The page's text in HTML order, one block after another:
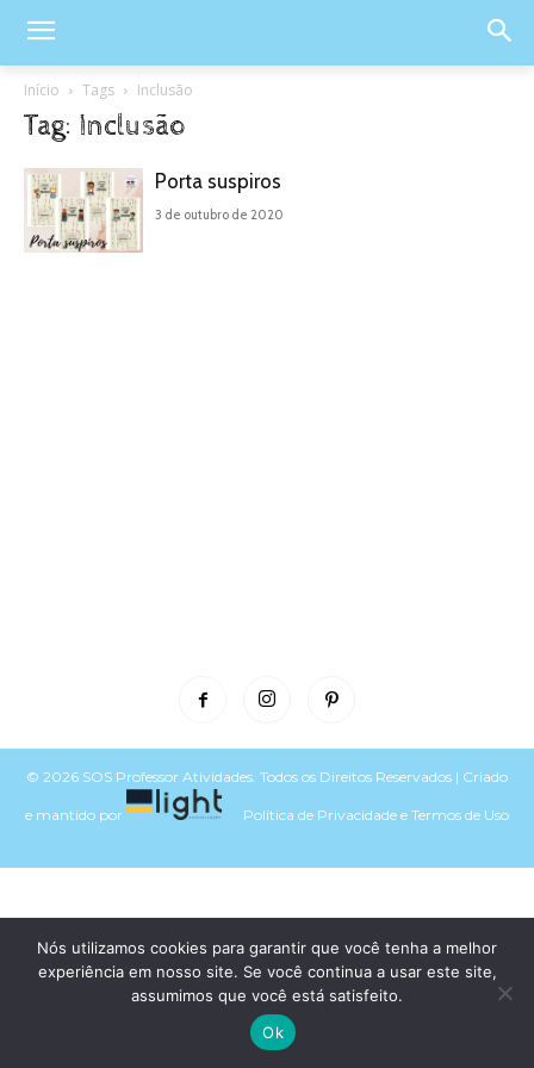
Início Tags Inclusão
Tag: Inclusão
Porta suspiros
3 de outubro de 2020
© 2026 SOS Professor Atividades. Todos os Direitos Reservados | Criado
e mantido por Política de Privacidade e Termos de Uso
Nós utilizamos cookies para garantir que você tenha a melhor
experiência em nosso site. Se você continua a usar este site,
assumimos que você está satisfeito.
Ok